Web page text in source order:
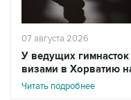
07 августа 2026
У ведущих
визами в Хорватию
Читать подробнее
"В качестве